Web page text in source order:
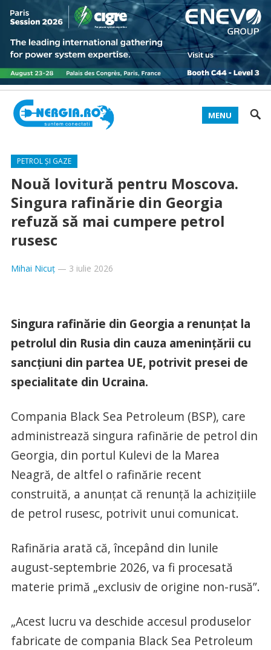
MENU
PETROL ȘI GAZE
Nouă lovitură pentru Moscova.
Singura rafinărie din Georgia
refuză să mai cumpere petrol
rusesc
Mihai Nicuț— 3 iulie 2026
Singura rafinărie din Georgia a renunțat la
petrolul din Rusia din cauza amenințării cu
sancțiuni din partea UE, potrivit presei de
specialitate din Ucraina.
Compania Black Sea Petroleum (BSP), care
administrează singura rafinărie de petrol din
Georgia, din portul Kulevi de la Marea
Neagră, de altfel o rafinărie recent
construită, a anunțat că renunță la achizițiile
de petrol rusesc, potrivit unui comunicat.
Rafinăria arată că, începând din lunile
august-septembrie 2026, va fi procesată
materie primă „exclusiv de origine non-rusă”.
„Acest lucru va deschide accesul produselor
fabricate de compania Black Sea Petroleum